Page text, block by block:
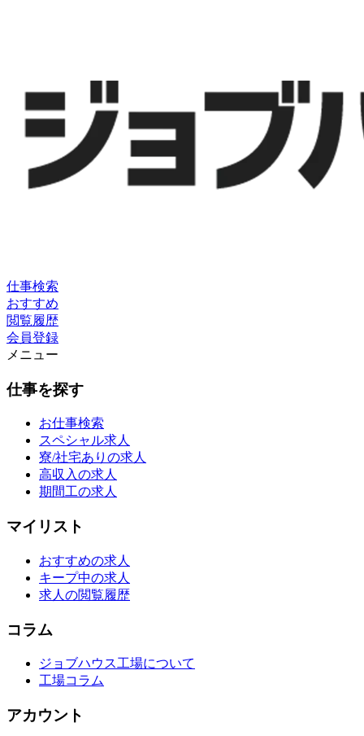
仕事検索
おすすめ
閲覧履歴
会員登録
メニュー
仕事を探す
お仕事検索
スペシャル求人
寮/社宅ありの求人
高収入の求人
期間工の求人
マイリスト
おすすめの求人
キープ中の求人
求人の閲覧履歴
コラム
ジョブハウス工場について
工場コラム
アカウント